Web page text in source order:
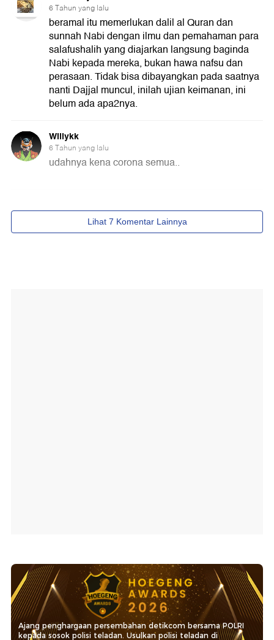
Ajang penghargaan persembahan detikcom bersama POLRI
kepada sosok polisi teladan. Usulkan polisi teladan di